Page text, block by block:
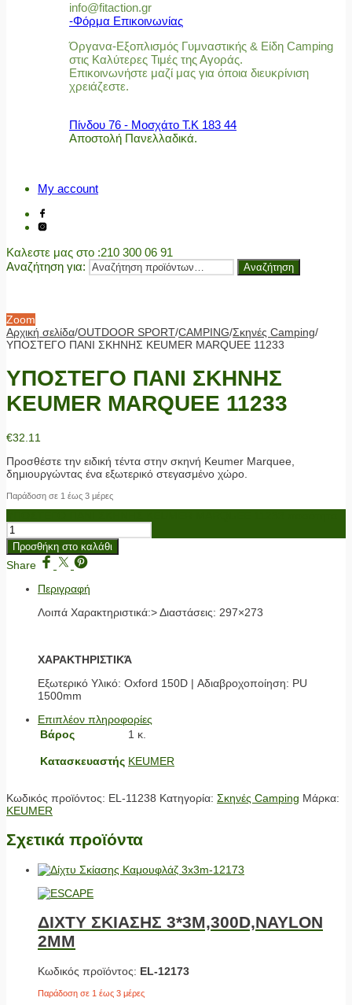
info@fitaction.gr
-Φόρμα Επικοινωνίας
Όργανα-Εξοπλισμός Γυμναστικής & Είδη Camping
στις Καλύτερες Τιμές της Αγοράς.
Επικοινωνήστε μαζί μας για όποια διευκρίνιση
χρειάζεστε.
Πίνδου 76 - Μοσχάτο Τ.Κ 183 44
Αποστολή Πανελλαδικά.
My account
Καλεστε μας στο :210 300 06 91
Αναζήτηση για:
Αναζήτηση
Zoom
Αρχική σελίδα/OUTDOOR SPORT/CAMPING/Σκηνές Camping/
ΥΠΟΣΤΕΓΟ ΠΑΝΙ ΣΚΗΝΗΣ KEUMER MARQUEE 11233
ΥΠΟΣΤΕΓΟ ΠΑΝΙ ΣΚΗΝΗΣ
KEUMER MARQUEE 11233
€32.11
Προσθέστε την ειδική τέντα στην σκηνή Keumer Marquee,
δημιουργώντας ένα εξωτερικό στεγασμένο χώρο.
Παράδοση σε 1 έως 3 μέρες
Προσθήκη στο καλάθι
Share
Περιγραφή
Λοιπά Χαρακτηριστικά:> Διαστάσεις: 297×273
ΧΑΡΑΚΤΗΡΙΣΤΙΚΆ
Εξωτερικό Υλικό: Oxford 150D | Αδιαβροχοποίηση: PU
1500mm
Επιπλέον πληροφορίες
Βάρος
1 κ.
Κατασκευαστής KEUMER
Κωδικός προϊόντος: EL-11238 Κατηγορία: Σκηνές Camping Μάρκα:
KEUMER
Σχετικά προϊόντα
ΔΙΧΤΥ ΣΚΙΑΣΗΣ 3*3M,300D,NAYLON
2MM
Κωδικός προϊόντος: EL-12173
Παράδοση σε 1 έως 3 μέρες